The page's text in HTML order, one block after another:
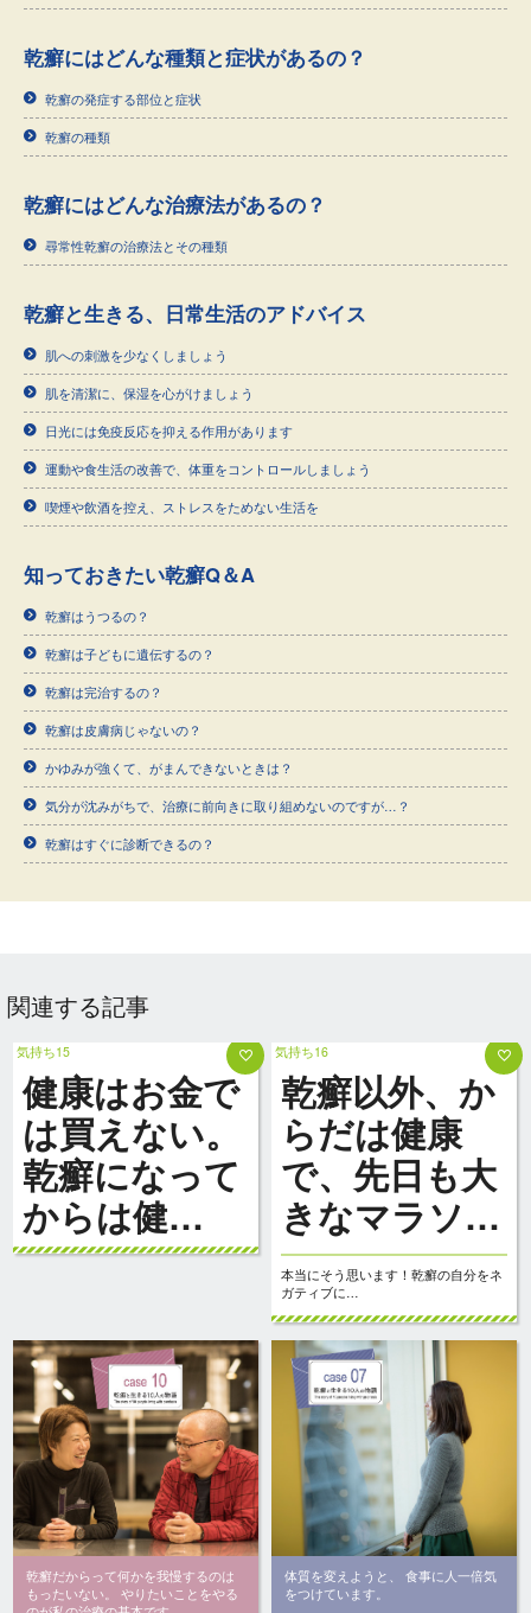
乾癬にはどんな種類と症状があるの？
乾癬の発症する部位と症状
乾癬の種類
乾癬にはどんな治療法があるの？
尋常性乾癬の治療法とその種類
乾癬と生きる、日常生活のアドバイス
肌への刺激を少なくしましょう
肌を清潔に、保湿を心がけましょう
日光には免疫反応を抑える作用があります
運動や食生活の改善で、体重をコントロールしましょう
喫煙や飲酒を控え、ストレスをためない生活を
知っておきたい乾癬Q＆A
乾癬はうつるの？
乾癬は子どもに遺伝するの？
乾癬は完治するの？
乾癬は皮膚病じゃないの？
かゆみが強くて、がまんできないときは？
気分が沈みがちで、治療に前向きに取り組めないのですが…？
乾癬はすぐに診断できるの？
関連する記事
気持ち15
健康はお金で
は買えない。
乾癬になって
からは健…
気持ち16
乾癬以外、か
らだは健康
で、先日も大
きなマラソ…
本当にそう思います！乾癬の自分をネ
ガティブに…
乾癬だからって何かを我慢するのは
もったいない。 やりたいことをやる
体質を変えようと、 食事に人一倍気
をつけています。